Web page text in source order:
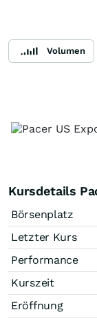
Volumen
Kursdetails
Börsenplatz
Letzter Kurs
Performance
Kurszeit
Eröffnung